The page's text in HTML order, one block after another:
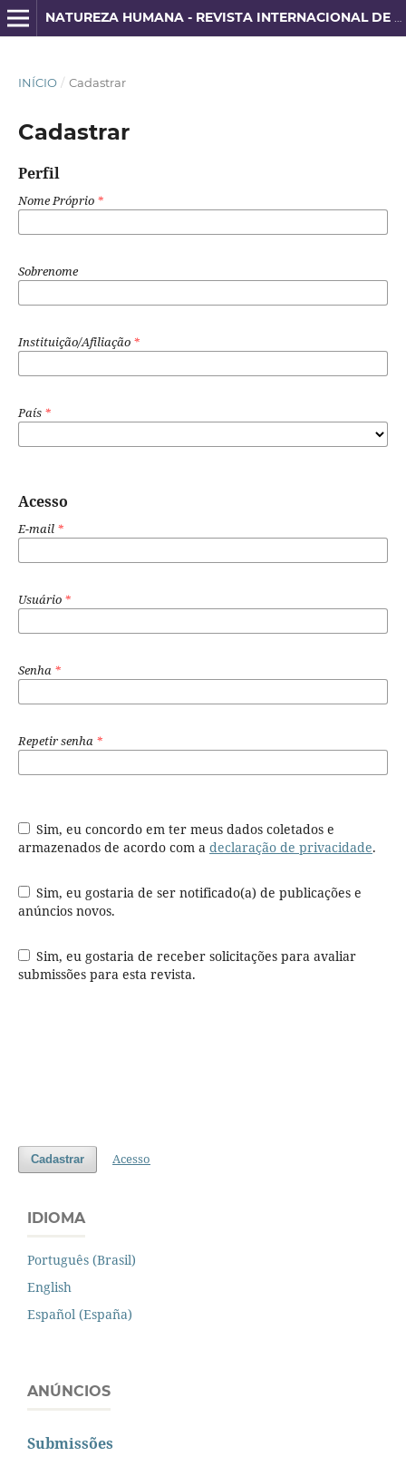
INÍCIO / Cadastrar
Cadastrar
Perfil
Nome Próprio *
Sobrenome
Instituição/Afiliação *
País *
Acesso
E-mail *
Usuário *
Senha *
Repetir senha *
Sim, eu concordo em ter meus dados coletados e
armazenados de acordo com a declaração de privacidade.
Sim, eu gostaria de ser notificado(a) de publicações e
anúncios novos.
Sim, eu gostaria de receber solicitações para avaliar
submissões para esta revista.
Cadastrar Acesso
IDIOMA
Português (Brasil)
English
Español (España)
ANÚNCIOS
Submissões